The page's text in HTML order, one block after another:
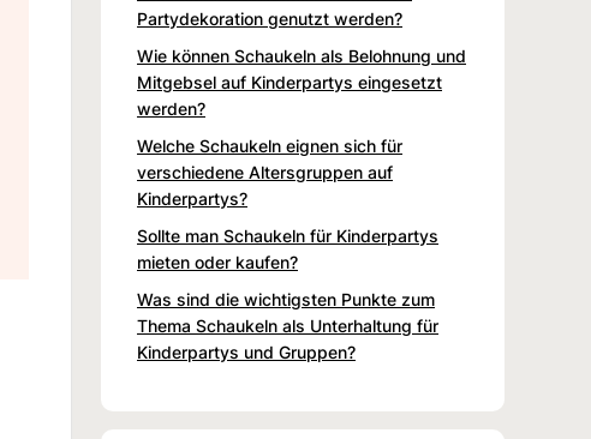
Partydekoration genutzt werden?
Wie können Schaukeln als Belohnung und
Mitgebsel auf Kinderpartys eingesetzt
werden?
Welche Schaukeln eignen sich für
verschiedene Altersgruppen auf
Kinderpartys?
Sollte man Schaukeln für Kinderpartys
mieten oder kaufen?
Was sind die wichtigsten Punkte zum
Thema Schaukeln als Unterhaltung für
Kinderpartys und Gruppen?